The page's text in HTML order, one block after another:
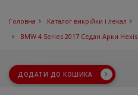
Головна Каталог викрійки і лекал
BMW 4 Series 2017 Седан Арки Hexis
ДОДАТИ ДО КОШИКА